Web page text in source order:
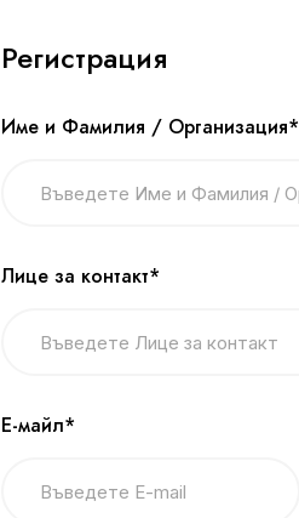
Регистрация
Име и Фамилия / Организация*
Лице за контакт*
Е-майл*